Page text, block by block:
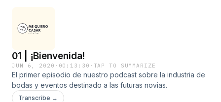
01 | ¡Bienvenida!
JUN 6, 2020 · 00:13:30 · TAP TO SUMMARIZE
El primer episodio de nuestro podcast sobre la industria de
bodas y eventos destinado a las futuras novias.
Transcribe →